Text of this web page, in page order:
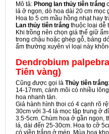
Mô tả: Phong lan thủy tiên trắng
lá ở ngọn, dò hoa dài 20 cm
Hoa to 5 cm mầu hồng nhạt hay
Lan thủy tiên trắng thuộc loại dễ
Khi trồng nên chọn giá thể giữ
trong chậu hoặc ghép gỗ, bảng
ẩm thường xuyên vì loại này
Dendrobium
Tiên vàng)
Cũng được gọi là Thủy tiên trắng
14-17mm, cánh môi có nhiều
hoa nhanh tàn.
Giả hành hình thoi có 4 cạnh rõ
30cm với 3-4 lá mọc tập trung ở
3.5-5cm. Chùm hoa ở gần ngọn,
lá, dài đến 25-30cm. Hoa to cỡ